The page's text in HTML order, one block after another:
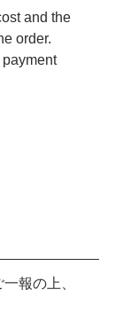
and the
order.
payment
報の上、